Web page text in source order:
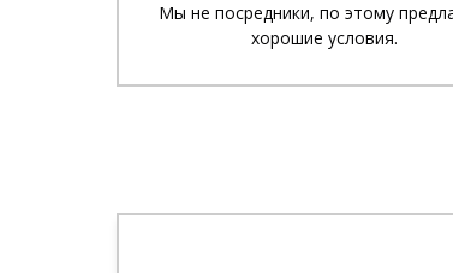
Мы не посредники, по этому
хорошие условия.